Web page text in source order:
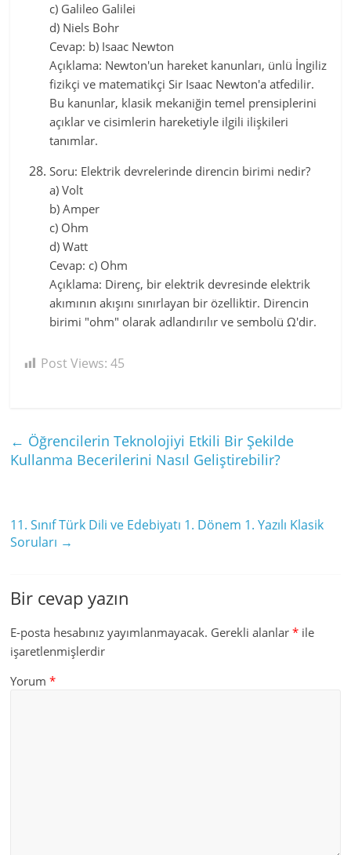
c) Galileo Galilei
d) Niels Bohr
Cevap: b) Isaac Newton
Açıklama: Newton'un hareket kanunları, ünlü İngiliz
fizikçi ve matematikçi Sir Isaac Newton'a atfedilir.
Bu kanunlar, klasik mekaniğin temel prensiplerini
açıklar ve cisimlerin hareketiyle ilgili ilişkileri
tanımlar.
Soru: Elektrik devrelerinde direncin birimi nedir?
a) Volt
b) Amper
c) Ohm
d) Watt
Cevap: c) Ohm
Açıklama: Direnç, bir elektrik devresinde elektrik
akımının akışını sınırlayan bir özelliktir. Direncin
birimi "ohm" olarak adlandırılır ve sembolü Ω'dir.
Post Views: 45
← Öğrencilerin Teknolojiyi Etkili Bir Şekilde
Kullanma Becerilerini Nasıl Geliştirebilir?
11. Sınıf Türk Dili ve Edebiyatı 1. Dönem 1. Yazılı Klasik
Soruları →
Bir cevap yazın
E-posta hesabınız yayımlanmayacak. Gerekli alanlar* ile
işaretlenmişlerdir
Yorum*